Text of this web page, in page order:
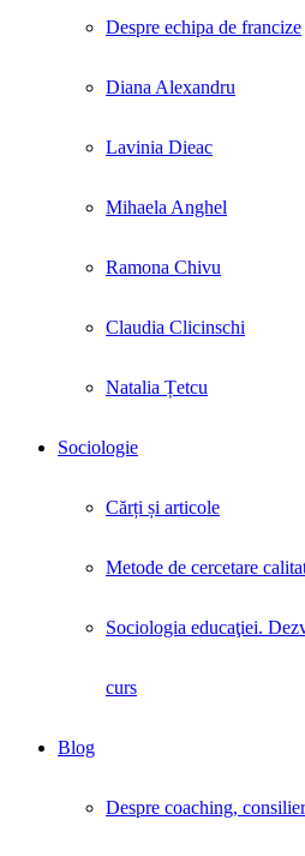
Despre echipa de francize
Diana Alexandru
Lavinia Dieac
Mihaela Anghel
Ramona Chivu
Claudia Clicinschi
Natalia Țetcu
Sociologie
Cărți și articole
Metode de cercetare
Sociologia educaţiei.
curs
Blog
Despre coaching,